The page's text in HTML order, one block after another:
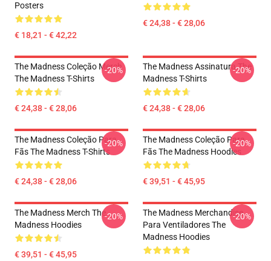
Posters
€ 18,21 - € 42,22
€ 24,38 - € 28,06
The Madness Coleção Merch
The Madness T-Shirts
€ 24,38 - € 28,06
-20%
The Madness Assinatura The
Madness T-Shirts
€ 24,38 - € 28,06
-20%
The Madness Coleção Para
Fãs The Madness T-Shirts
€ 24,38 - € 28,06
-20%
The Madness Coleção Para
Fãs The Madness Hoodies
€ 39,51 - € 45,95
-20%
The Madness Merch The
Madness Hoodies
€ 39,51 - € 45,95
-20%
The Madness Merchandise
Para Ventiladores The
Madness Hoodies
-20%